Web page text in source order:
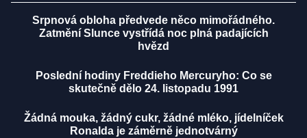
Srpnová obloha předvede něco mimořádného.
Zatmění Slunce vystřídá noc plná padajících
hvězd
Poslední hodiny Freddieho Mercuryho: Co se
skutečně dělo 24. listopadu 1991
Žádná mouka, žádný cukr, žádné mléko, jídelníček
Ronalda je záměrně jednotvárný